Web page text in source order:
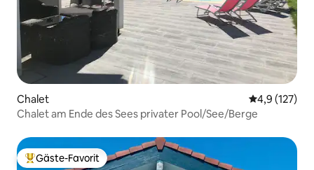
Chalet
4,9 (127)
Chalet am Ende des Sees privater Pool/See/Berge
Beliebter Gäste-Favorit.
Gäste-Favorit